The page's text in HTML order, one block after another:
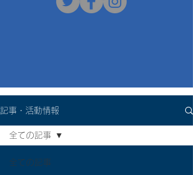
記事・活動情報
全ての記事
全ての記事